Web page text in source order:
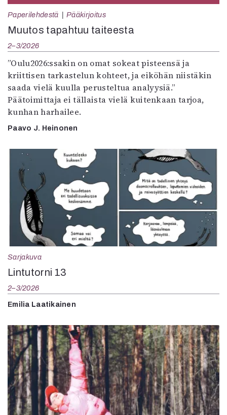
Paperilehdestä Pääkirjoitus
Muutos tapahtuu taiteesta
2–3/2026
”Oulu2026:ssakin on omat sokeat pisteensä ja
kriittisen tarkastelun kohteet, ja eiköhän niistäkin
saada vielä kuulla perusteltua analyysiä.”
Päätoimittaja ei tällaista vielä kuitenkaan tarjoa,
kunhan harhailee.
Paavo J. Heinonen
Sarjakuva
Lintutorni 13
2–3/2026
Emilia Laatikainen